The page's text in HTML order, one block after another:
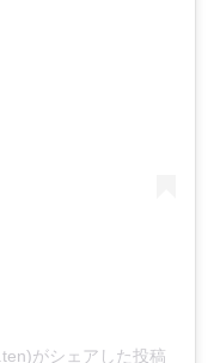
がシェアした投稿